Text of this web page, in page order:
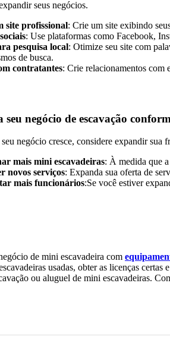
seus negócios.
site profissional: Crie um site exibindo
: Use plataformas como Facebook,
pesquisa local: Otimize seu site com
de busca.
contratantes: Crie relacionamentos com
negócio de escavação
negócio cresce, considere expandir sua
mais mini escavadeiras: À medida que
novos serviços: Expanda sua oferta de
mais funcionários:Se você estiver
de mini escavadeira com
usadas, obter as licenças
ou aluguel de mini escavadeiras.